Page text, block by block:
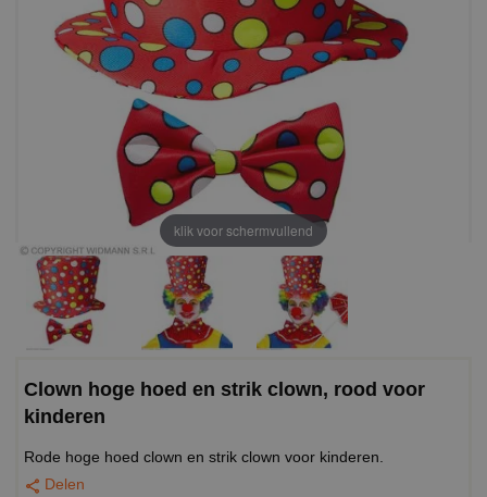
klik voor schermvullend
Clown hoge hoed en strik clown, rood voor
kinderen
Rode hoge hoed clown en strik clown voor kinderen.
Delen